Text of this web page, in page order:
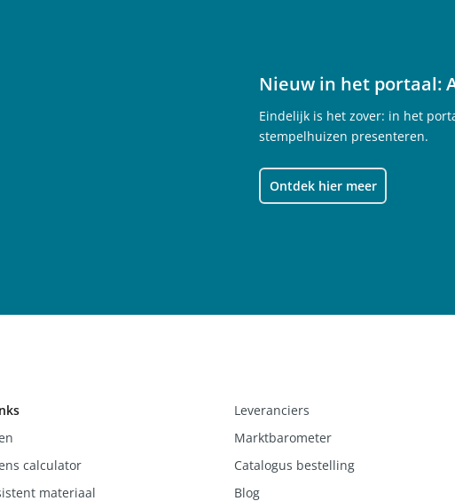
Nieuw in het portaal:
Eindelijk is het zover: in het
stempelhuizen presenteren.
Ontdek hier meer
calculator
materiaal
Leveranciers
Marktbarometer
Catalogus bestelling
Blog